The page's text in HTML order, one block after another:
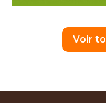
Voir